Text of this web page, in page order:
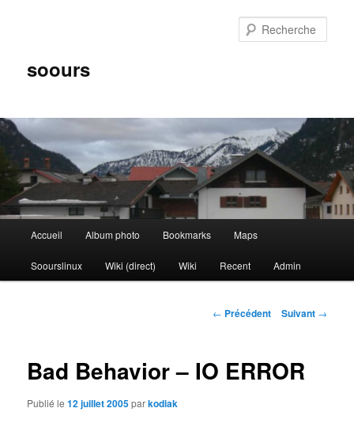
soours
Accueil Album photo Bookmarks Maps
Soourslinux Wiki (direct) Wiki Recent Admin
Navigation
← Précédent Suivant →
Bad Behavior – IO ERROR
Publié le12 juillet 2005parkodiak